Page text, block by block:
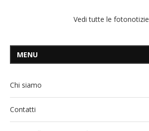
Vedi tutte le fotonotizie
MENU
Chi siamo
Contatti